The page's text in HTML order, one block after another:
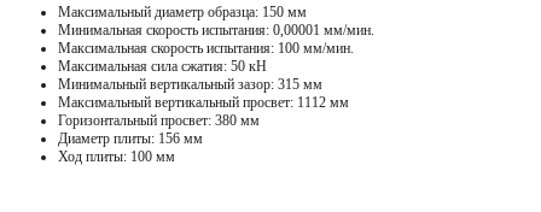
Максимальный диаметр образца: 150 мм
Минимальная скорость испытания: 0,00001 мм/мин.
Максимальная скорость испытания: 100 мм/мин.
Максимальная сила сжатия: 50 кН
Минимальный вертикальный зазор: 315 мм
Максимальный вертикальный просвет: 1112 мм
Горизонтальный просвет: 380 мм
Диаметр плиты: 156 мм
Ход плиты: 100 мм